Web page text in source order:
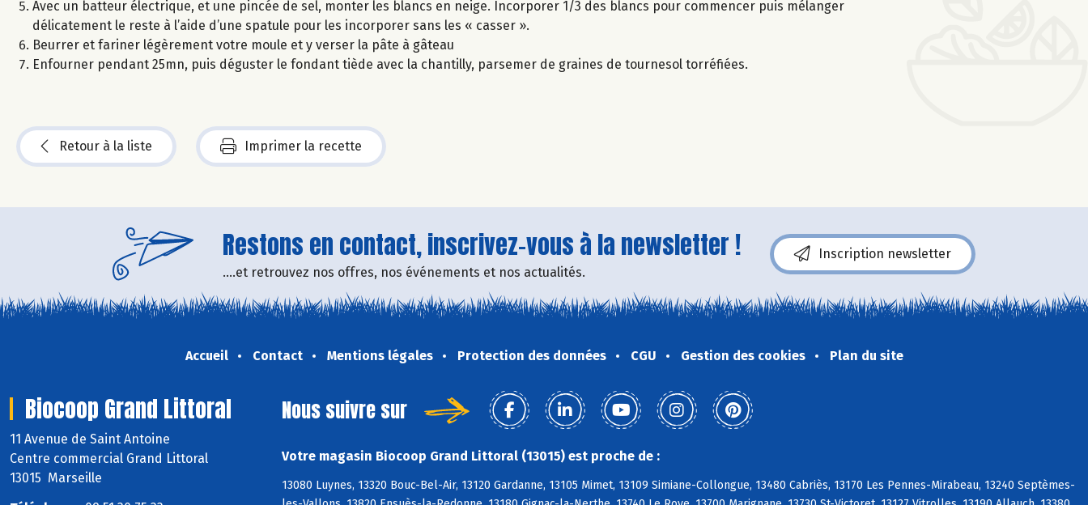
Avec un batteur électrique, et une pincée de sel, monter les blancs en neige. Incorporer 1/3 des blancs pour commencer puis mélanger
délicatement le reste à l’aide d’une spatule pour les incorporer sans les « casser ».
Beurrer et fariner légèrement votre moule et y verser la pâte à gâteau
Enfourner pendant 25mn, puis déguster le fondant tiède avec la chantilly, parsemer de graines de tournesol torréfiées.
Retour à la liste Imprimer la recette
Restons en contact, inscrivez-vous à la newsletter !
....et retrouvez nos offres, nos événements et nos actualités.
Inscription newsletter
Accueil Contact Mentions légales Protection des données CGU Gestion des cookies Plan du site
Biocoop Grand Littoral
11 Avenue de Saint Antoine
Centre commercial Grand Littoral
13015 Marseille
Nous suivre sur
Votre magasin Biocoop Grand Littoral (13015) est proche de :
13080 Luynes, 13320 Bouc-Bel-Air, 13120 Gardanne, 13105 Mimet, 13109 Simiane-Collongue, 13480 Cabriès, 13170 Les Pennes-Mirabeau, 13240 Septèmes-